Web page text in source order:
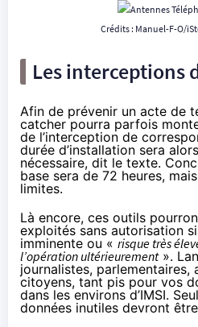
Crédits : Manuel-F-O/
Les interceptions
Afin de prévenir un acte de
catcher pourra parfois
de l’interception de
durée d’installation sera
nécessaire, dit le texte.
base sera de 72 heures,
limites.
Là encore, ces outils
exploités sans autorisation
imminente ou « risque très
l’opération ultérieurement».
journalistes, parlementaires,
citoyens, tant pis pour vos
dans les environs d’IMSI.
données inutiles devront